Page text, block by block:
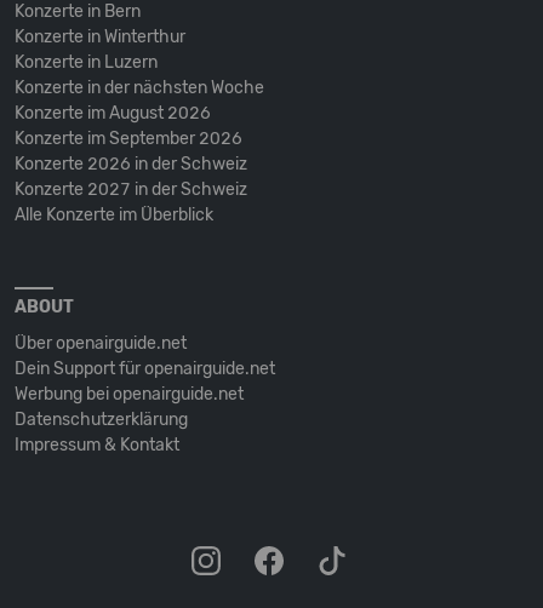
Konzerte in Bern
Konzerte in Winterthur
Konzerte in Luzern
Konzerte in der nächsten Woche
Konzerte im August 2026
Konzerte im September 2026
Konzerte 2026 in der Schweiz
Konzerte 2027 in der Schweiz
Alle Konzerte im Überblick
ABOUT
Über openairguide.net
Dein Support für openairguide.net
Werbung bei openairguide.net
Datenschutz­erklärung
Impressum & Kontakt